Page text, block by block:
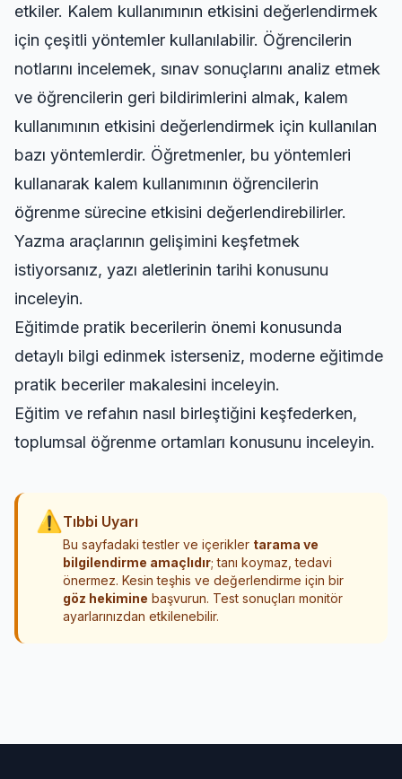
etkiler. Kalem kullanımının etkisini değerlendirmek
için çeşitli yöntemler kullanılabilir. Öğrencilerin
notlarını incelemek, sınav sonuçlarını analiz etmek
ve öğrencilerin geri bildirimlerini almak, kalem
kullanımının etkisini değerlendirmek için kullanılan
bazı yöntemlerdir. Öğretmenler, bu yöntemleri
kullanarak kalem kullanımının öğrencilerin
öğrenme sürecine etkisini değerlendirebilirler.
Yazma araçlarının gelişimini keşfetmek
istiyorsanız, yazı aletlerinin tarihi konusunu
inceleyin.
Eğitimde pratik becerilerin önemi konusunda
detaylı bilgi edinmek isterseniz, moderne eğitimde
pratik beceriler makalesini inceleyin.
Eğitim ve refahın nasıl birleştiğini keşfederken,
toplumsal öğrenme ortamları konusunu inceleyin.
⚠ Tıbbi Uyarı
Bu sayfadaki testler ve içerikler tarama ve
bilgilendirme amaçlıdır; tanı koymaz, tedavi
önermez. Kesin teşhis ve değerlendirme için bir
göz hekimine başvurun. Test sonuçları monitör
ayarlarınızdan etkilenebilir.